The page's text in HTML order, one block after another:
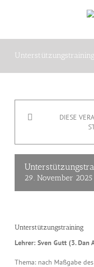
Unterstützungstraining
DIESE
29. November
Unterstützungstraining
Lehrer: Sven Gutt (3. Dan
Thema: nach Maßgabe